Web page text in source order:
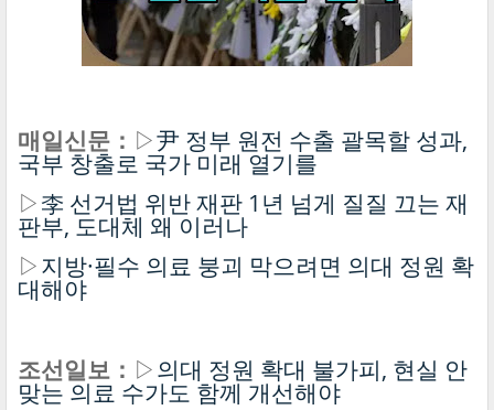
매일신문： ▷尹 정부 원전 수출 괄목할 성과,
국부 창출로 국가 미래 열기를
▷李 선거법 위반 재판 1년 넘게 질질 끄는 재
판부, 도대체 왜 이러나
▷지방·필수 의료 붕괴 막으려면 의대 정원 확
대해야
조선일보： ▷의대 정원 확대 불가피, 현실 안
맞는 의료 수가도 함께 개선해야